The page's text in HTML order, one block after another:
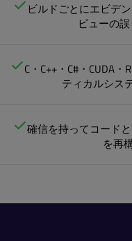
ビルドごとにエビデ
ビューの
C・C++・C#・CUDA
ティカルシス
確信を持ってコード
を再